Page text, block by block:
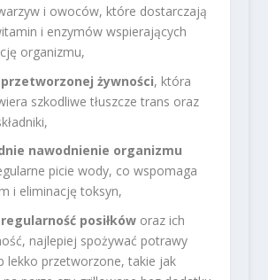
i owoców, które dostarczają
i enzymów wspierających
organizmu,
żywności, która
szkodliwe tłuszcze trans oraz
nawodnienie organizmu
picie wody, co wspomaga
i eliminację toksyn,
posiłkóworaz ich
najlepiej spożywać potrawy
lekko przetworzone, takie jak